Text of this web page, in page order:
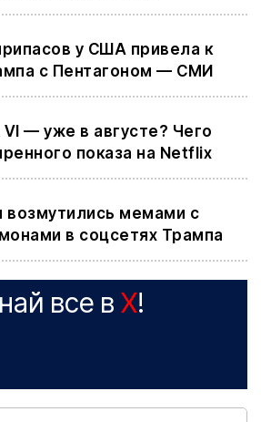
у США привела к
с Пентагоном — СМИ
VI — уже в августе? Чего
показа на Netflix
возмутились мемами с
в соцсетях Трампа
все в X!